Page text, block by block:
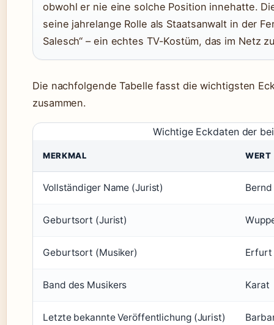
obwohl er nie eine solche Position innehatte.
seine jahrelange Rolle als Staatsanwalt in der
Salesch“ – ein echtes TV-Kostüm, das im Netz
Die nachfolgende Tabelle fasst die wichtigsten
zusammen.
Wichtige Eckdaten der
MERKMAL WERT
Vollständiger Name (Jurist)
Geburtsort (Jurist)
Geburtsort (Musiker) Erfurt
Band des Musikers Karat
Letzte bekannte Veröffentlichung (Jurist)